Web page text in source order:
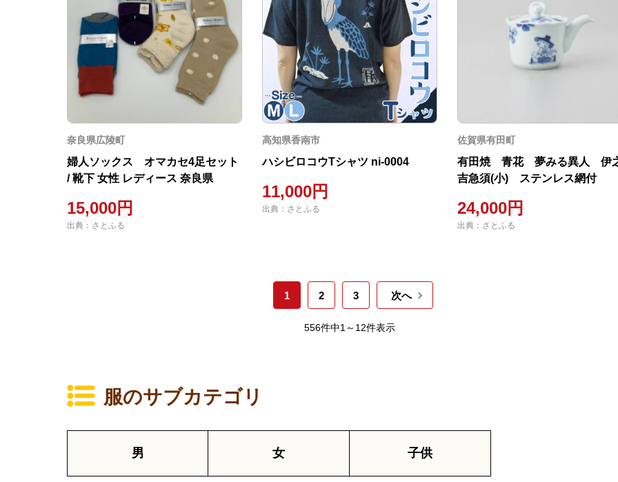
奈良県広陵町
婦人ソックス オマカセ4足セット
/ 靴下 女性 レディース 奈良県
15,000円
出典：さとふる
高知県香南市
ハシビロコウTシャツ ni-0004
11,000円
出典：さとふる
佐賀県有田町
有田焼 青花 夢みる異人 伊
吉急須(小) ステンレス網付
24,000円
出典：さとふる
1 2 3 次へ
556件中1～12件表示
服のサブカテゴリ
男 女 子供